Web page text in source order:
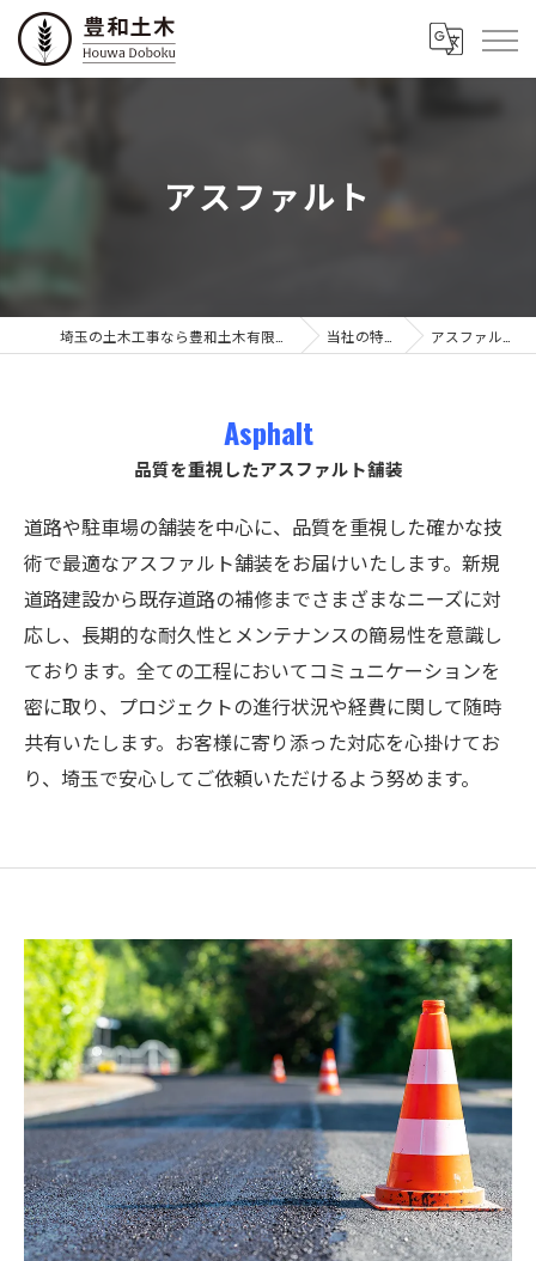
アスファルト
当社の特徴 アスファルト
品質を重視したアスファルト舗装
Asphalt
道路や駐車場の舗装を中心に、品質を重視した確かな技
術で最適なアスファルト舗装をお届けいたします。新規
道路建設から既存道路の補修までさまざまなニーズに対
応し、長期的な耐久性とメンテナンスの簡易性を意識し
ております。全ての工程においてコミュニケーションを
密に取り、プロジェクトの進行状況や経費に関して随時
共有いたします。お客様に寄り添った対応を心掛けてお
り、埼玉で安心してご依頼いただけるよう努めます。